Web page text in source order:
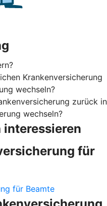
Krankenversicherung
wechseln?
zurück in
wechseln?
interessieren
für
für Beamte